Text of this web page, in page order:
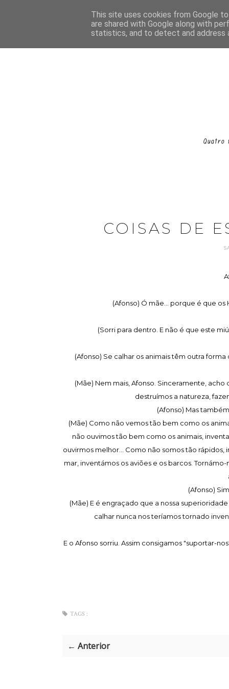
COISAS DE
(Afonso) Ó mãe... porque é que
(Sorri para dentro. E não é que este
(Afonso) Se calhar os animais têm outra
(Mãe) Nem mais, Afonso. Sinceramente,
destruímos a natureza,
(Afonso) Mas
(Mãe) Como não vemos tão bem como os
não ouvimos tão bem como os animais,
ouvirmos melhor... Como não somos tão
mar, inventámos os aviões e os barcos.
(Afonso)
(Mãe) E é engraçado que a nossa
calhar nunca nos teríamos tornado
E o Afonso sorriu. Assim consigamos "suportar-
TAGS :
← Anterior
This site uses cookies from Google
are shared with Google along with
statistics, and to detect and address